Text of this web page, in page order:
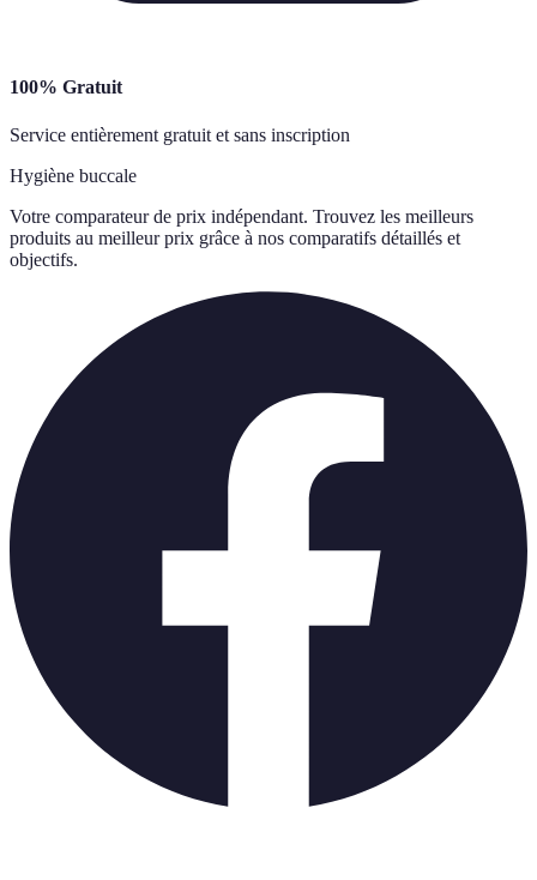
100% Gratuit
Service entièrement gratuit et sans inscription
Hygiène buccale
Votre comparateur de prix indépendant. Trouvez les meilleurs
produits au meilleur prix grâce à nos comparatifs détaillés et
objectifs.